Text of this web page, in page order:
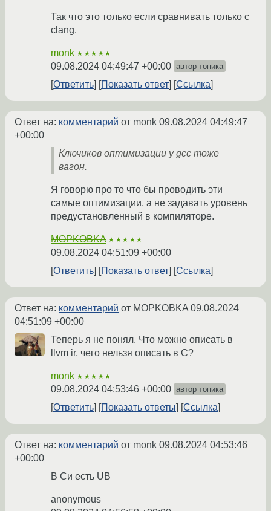
Так что это только если сравнивать только с
clang.
monk ★★★★★
09.08.2024 04:49:47 +00:00 автор топика
Ответить Показать ответ Ссылка
Ответ на: комментарий от monk 09.08.2024 04:49:47
+00:00
Ключиков оптимизации у gcc тоже
вагон.
Я говорю про то что бы проводить эти
самые оптимизации, а не задавать уровень
предустановленный в компиляторе.
MOPKOBKA ★★★★★
09.08.2024 04:51:09 +00:00
Ответить
Показать ответ Ссылка
Ответ на: комментарий от MOPKOBKA 09.08.2024
04:51:09 +00:00
Теперь я не понял. Что можно описать в
llvm ir, чего нельзя описать в C?
monk ★★★★★
09.08.2024 04:53:46 +00:00 автор топика
Ответить Показать ответы Ссылка
Ответ на: комментарий от monk 09.08.2024 04:53:46
+00:00
В Си есть UB
anonymous